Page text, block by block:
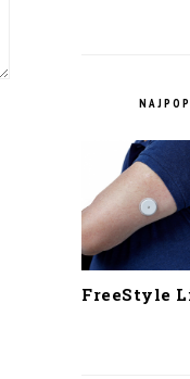
FreeStyle